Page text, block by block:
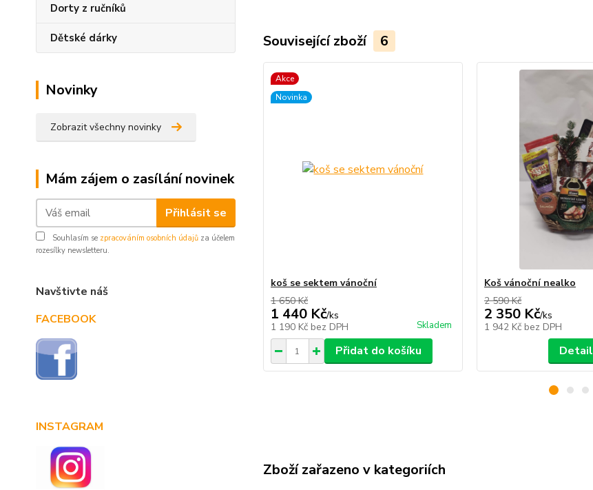
Dorty z ručníků
Dětské dárky
Novinky
Zobrazit všechny novinky
Mám zájem o zasílání novinek
Přihlásit se
Souhlasím se zpracováním osobních údajů za účelem
rozesílky newsletteru.
Navštivte náš
FACEBOOK
INSTAGRAM
Související zboží 6
Akce
Novinka
koš se sektem vánoční
1 650 Kč
1 440 Kč/ks
1 190 Kč bez DPH Skladem
Přidat do košíku
Koš vánoční nealko
2 590 Kč
2 350 Kč/ks
1 942 Kč bez DPH
Detail
Zboží zařazeno v kategoriích